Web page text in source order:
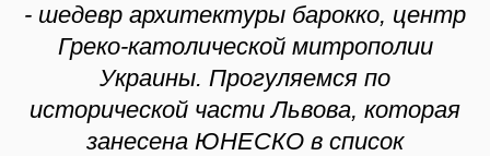
- шедевр архитектуры барокко, центр
Греко-католической митрополии
Украины. Прогуляемся по
исторической части Львова, которая
занесена ЮНЕСКО в список